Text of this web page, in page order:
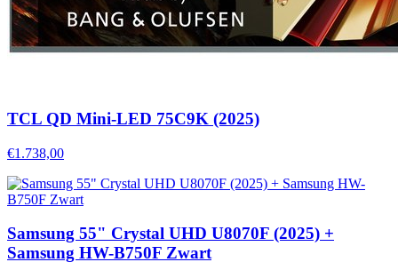
TCL QD Mini-LED 75C9K (2025)
€1.738,00
Samsung 55" Crystal UHD U8070F (2025) +
Samsung HW-B750F Zwart